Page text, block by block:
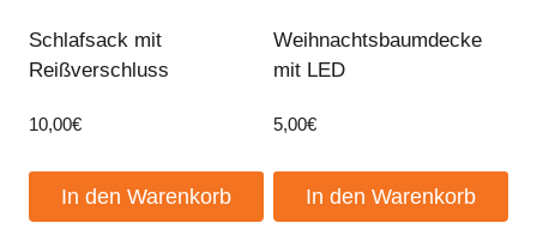
Schlafsack mit
Reißverschluss
10,00€
In den Warenkorb
Weihnachtsbaumdecke
mit LED
5,00€
In den Warenkorb